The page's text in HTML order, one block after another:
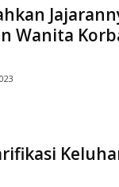
Wanita